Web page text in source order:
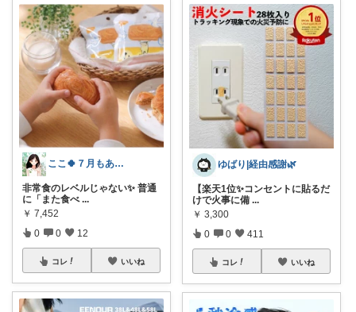
ここ🍀７月もありがとう🍀
非常食のレベルじゃない✨ 普通
に「また食べ ...
￥ 7,452
0 0 12
コレ いいね
ゆばり|経由感謝🌿
【楽天1位✨コンセントに貼るだ
けで火事に備 ...
￥ 3,300
0 0 411
コレ いいね